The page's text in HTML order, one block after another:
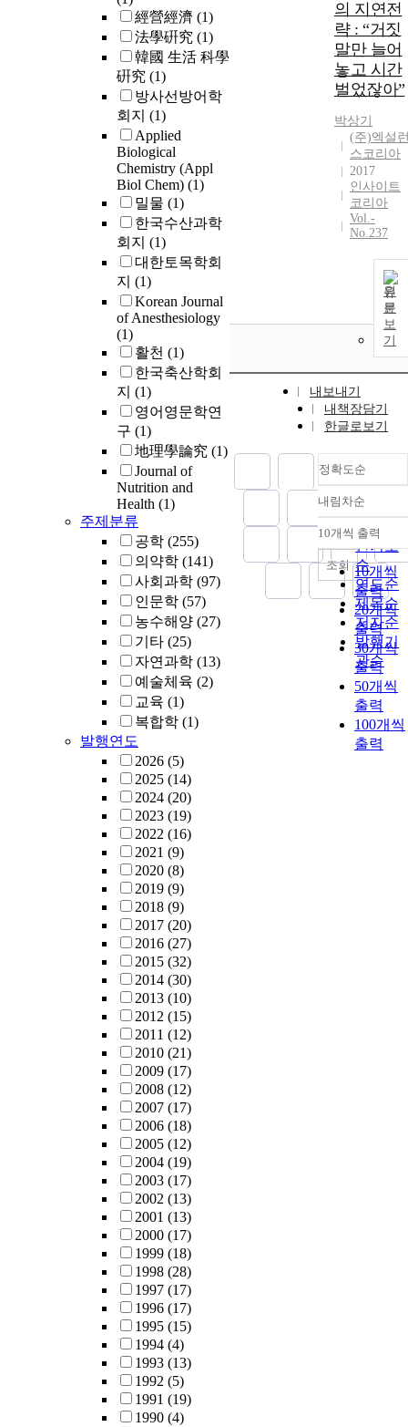
經營經濟 (1)
法學硏究 (1)
韓國 生活 科學
硏究 (1)
방사선방어학
회지 (1)
Applied
Biological
Chemistry (Appl
Biol Chem) (1)
밀물 (1)
한국수산과학
회지 (1)
대한토목학회
지 (1)
Korean Journal
of Anesthesiology
(1)
활천 (1)
한국축산학회
지 (1)
영어영문학연
구 (1)
地理學論究 (1)
Journal of
Nutrition and
Health (1)
주제분류
공학 (255)
의약학 (141)
사회과학 (97)
인문학 (57)
농수해양 (27)
기타 (25)
자연과학 (13)
예술체육 (2)
교육 (1)
복합학 (1)
발행연도
2026 (5)
2025 (14)
2024 (20)
2023 (19)
2022 (16)
2021 (9)
2020 (8)
2019 (9)
2018 (9)
2017 (20)
2016 (27)
2015 (32)
2014 (30)
2013 (10)
2012 (15)
2011 (12)
2010 (21)
2009 (17)
2008 (12)
2007 (17)
2006 (18)
2005 (12)
2004 (19)
2003 (17)
2002 (13)
2001 (13)
2000 (17)
1999 (18)
1998 (28)
1997 (17)
1996 (17)
1995 (15)
1994 (4)
1993 (13)
1992 (5)
1991 (19)
1990 (4)
의 지연전
략 : “거짓
말만 늘어
놓고 시간
벌었잖아”
박상기
(주)엑설
스코리아
2017
인사이트
코리아
Vol.-
No.237
원
문
보
기
내보내기
내책장담기
한글로보기
정확도순
정확도
순
인기도
순
연도순
제목순
저자순
발행기
관순
내림차순
내림차
10개씩 출력
10개씩
출력
20개씩
출력
30개씩
출력
50개씩
출력
100개씩
출력
조회